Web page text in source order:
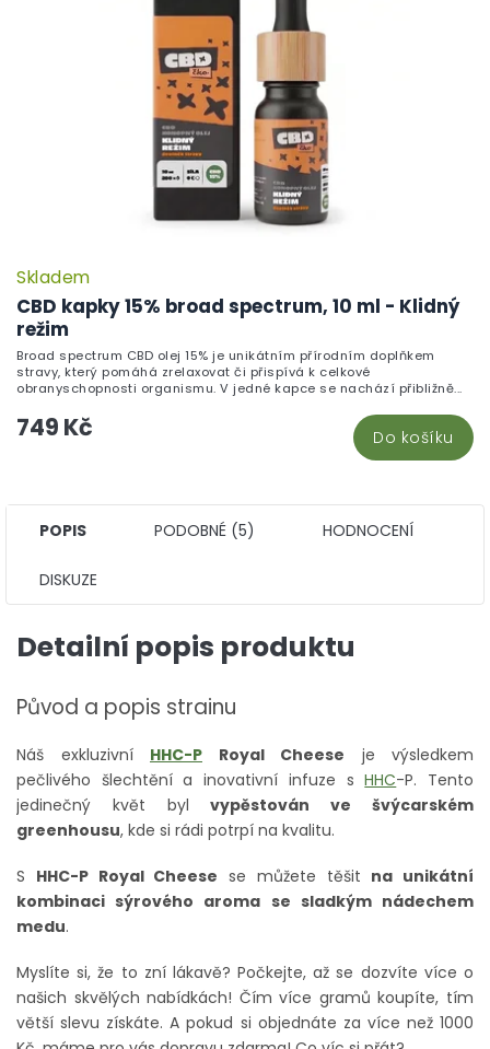
CBD kapky 15% broad spectrum, 10 ml - Klidný
režim
Skladem
749 Kč Do košíku
Broad spectrum CBD olej 15% je unikátním přírodním doplňkem
stravy, který pomáhá zrelaxovat či přispívá k celkové
obranyschopnosti organismu. V jedné kapce se nachází přibližně...
POPIS PODOBNÉ (5) HODNOCENÍ
DISKUZE
Detailní popis produktu
Původ a popis strainu
Náš exkluzivní HHC-P Royal Cheese je výsledkem
pečlivého šlechtění a inovativní infuze sHHC-P. Tento
jedinečný květ bylvypěstován ve švýcarském
greenhousu, kde si rádi potrpí na kvalitu.
S HHC-P Royal Cheese se můžete těšit na unikátní
kombinaci sýrového aroma se sladkým nádechem
medu.
Myslíte si, že to zní lákavě? Počkejte, až se dozvíte více o
našich skvělých nabídkách! Čím více gramů koupíte, tím
větší slevu získáte. A pokud si objednáte za více než 1000